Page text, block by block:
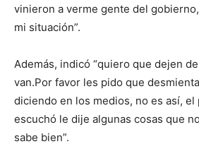
vinieron a verme gente del
mi situación”.
Además, indicó “quiero que dejen
van.Por favor les pido que
diciendo en los medios, no es así, el
escuchó le dije algunas cosas que
sabe bien”.